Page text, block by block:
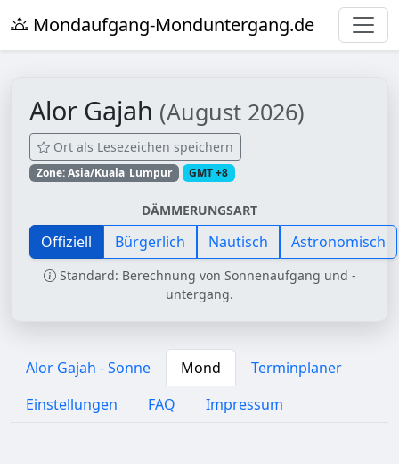
Mondaufgang-Monduntergang.de
Alor Gajah (August 2026)
Ort als Lesezeichen speichern
Zone: Asia/Kuala_Lumpur GMT +8
DÄMMERUNGSART
Offiziell Bürgerlich Nautisch Astronomisch
Standard: Berechnung von Sonnenaufgang und -
untergang.
Alor Gajah - Sonne Mond
Terminplaner
Einstellungen
FAQ Impressum